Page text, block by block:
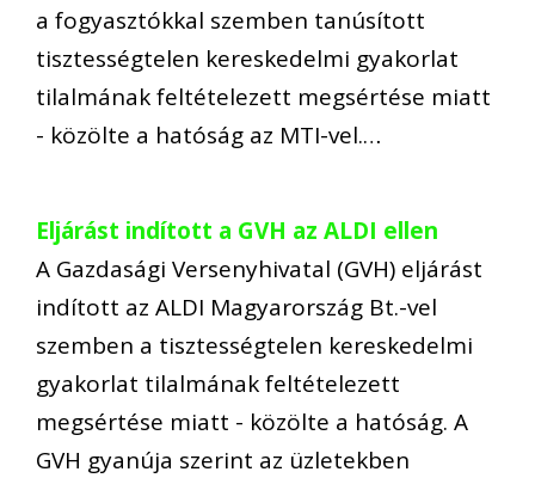
a fogyasztókkal szemben tanúsított
tisztességtelen kereskedelmi gyakorlat
tilalmának feltételezett megsértése miatt
- közölte a hatóság az MTI-vel.…
Eljárást indított a GVH az ALDI ellen
A Gazdasági Versenyhivatal (GVH) eljárást
indított az ALDI Magyarország Bt.-vel
szemben a tisztességtelen kereskedelmi
gyakorlat tilalmának feltételezett
megsértése miatt - közölte a hatóság. A
GVH gyanúja szerint az üzletekben